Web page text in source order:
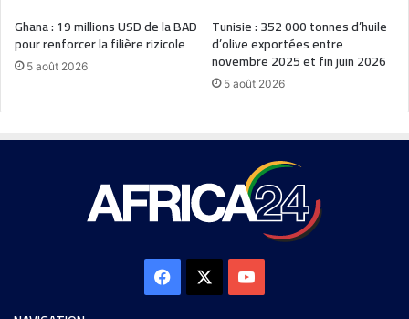
Ghana : 19 millions USD de la BAD
pour renforcer la filière rizicole
5 août 2026
Tunisie : 352 000 tonnes d’huile
d’olive exportées entre
novembre 2025 et fin juin 2026
5 août 2026